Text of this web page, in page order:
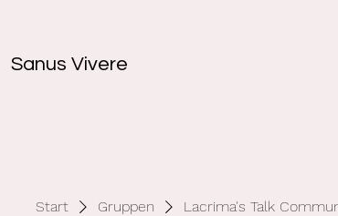
Sanus Vivere
Start Gruppen Lacrima's Talk